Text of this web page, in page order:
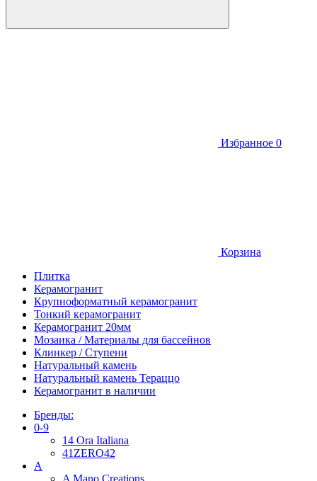
Избранное 0
Корзина
Плитка
Керамогранит
Крупноформатный керамогранит
Тонкий керамогранит
Керамогранит 20мм
Мозаика / Материалы для бассейнов
Клинкер / Ступени
Натуральный камень
Натуральный камень Тераццо
Керамогранит в наличии
Бренды:
0-9
14 Ora Italiana
41ZERO42
A
A Mano Creations